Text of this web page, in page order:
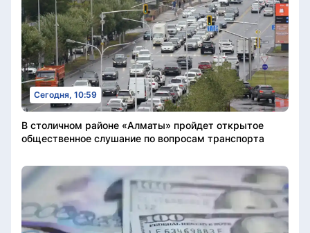
Сегодня, 10:59
В столичном районе «Алматы» пройдет открытое
общественное слушание по вопросам транспорта